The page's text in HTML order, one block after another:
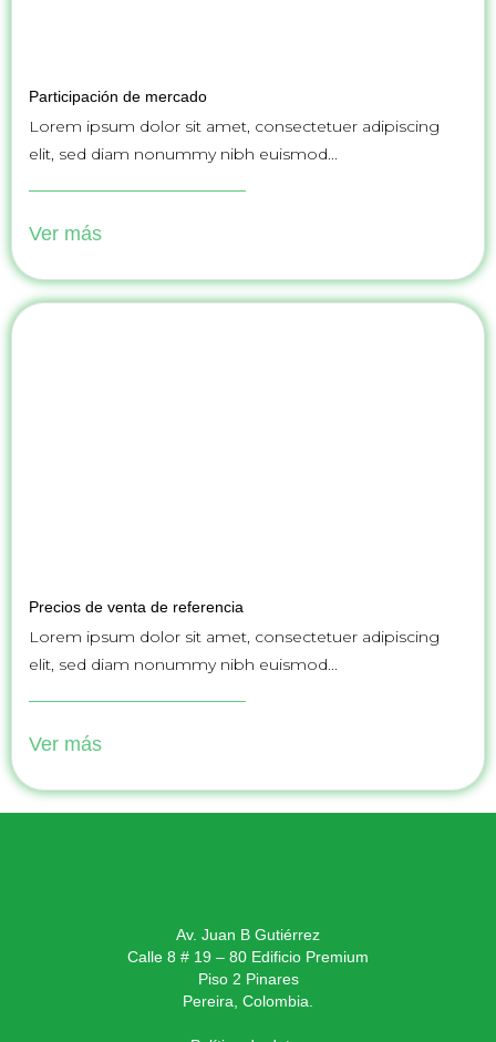
Participación de mercado
Lorem ipsum dolor sit amet, consectetuer adipiscing
elit, sed diam nonummy nibh euismod...
Ver más
Precios de venta de referencia
Lorem ipsum dolor sit amet, consectetuer adipiscing
elit, sed diam nonummy nibh euismod...
Ver más
Av. Juan B Gutiérrez
Calle 8 # 19 – 80 Edificio Premium
Piso 2 Pinares
Pereira, Colombia.